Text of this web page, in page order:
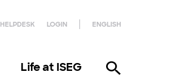
HELPDESK LOGIN ENGLISH
Life at ISEG